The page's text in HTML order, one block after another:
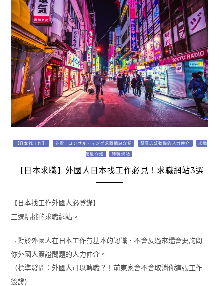
【日本找工作】 外資、コンサルティング求職網站介紹 幫寫志望動機的人力仲介 求職
管道介紹 轉職網站
【日本求職】外國人日本找工作必見！求職網站3選
【日本找工作外國人必登錄】
三選精挑的求職網站。
→對於外國人在日本工作有基本的認識、不會反過來還會要詢問
你外國人簽證問題的人力仲介。
（標準發問：外國人可以轉職？！前東家會不會取消你這張工作
簽證）